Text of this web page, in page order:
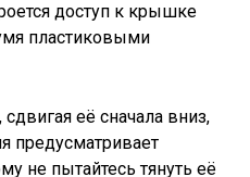
доступ к крышке
пластиковыми
её сначала вниз,
предусматривает
не пытайтесь тянуть её